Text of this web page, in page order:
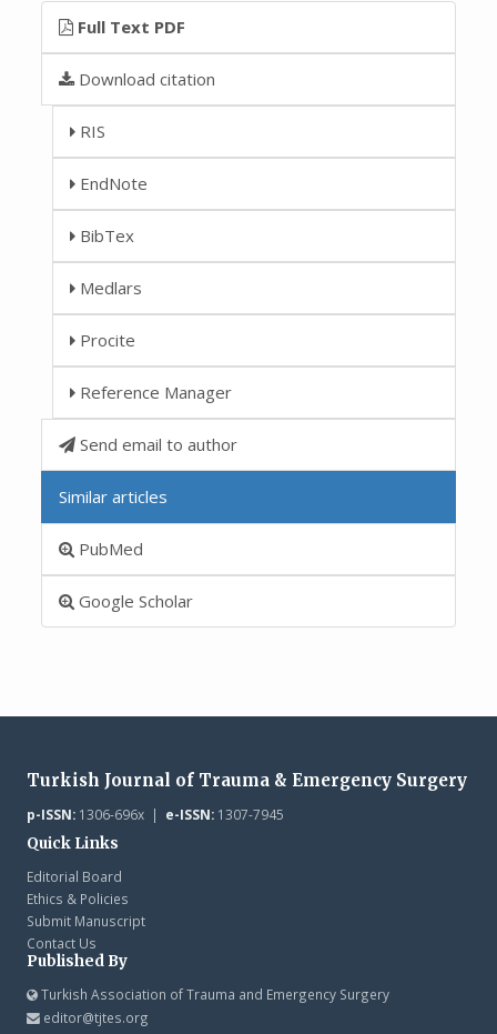
Full Text PDF
Download citation
RIS
EndNote
BibTex
Medlars
Procite
Reference Manager
Send email to author
Similar articles
PubMed
Google Scholar
Turkish Journal of Trauma & Emergency Surgery
p-ISSN:1306-696x | e-ISSN:1307-7945
Quick Links
Editorial Board
Ethics & Policies
Submit Manuscript
Contact Us
Published By
Turkish Association of Trauma and Emergency Surgery
editor@tjtes.org